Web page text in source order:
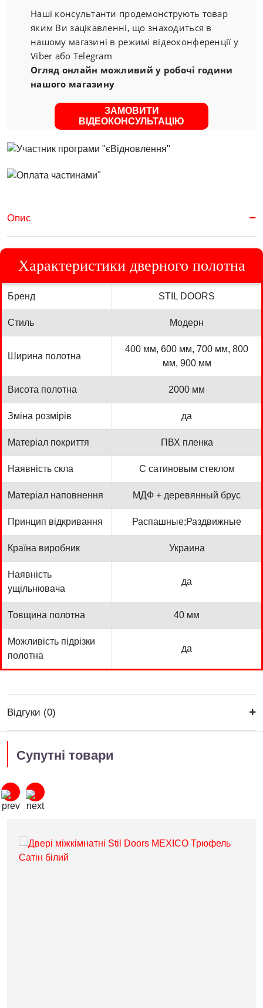
Наші консультанти продемонструють товар
яким Ви зацікавленні, що знаходиться в
нашому магазині в режимі відеоконференції у
Viber або Telegram
Огляд онлайн можливий у робочі години
нашого магазину
ЗАМОВИТИ
ВІДЕОКОНСУЛЬТАЦІЮ
Опис
Характеристики дверного полотна
Бренд STIL DOORS
Стиль Модерн
Ширина полотна
400 мм, 600 мм, 700 мм, 800
мм, 900 мм
Висота полотна 2000 мм
Зміна розмірів да
Матеріал покриття ПВХ пленка
Наявність скла С сатиновым стеклом
Матеріал наповнення МДФ + деревянный брус
Принцип відкривання Распашные;Раздвижные
Країна виробник Украина
Наявність
ущільнювача
да
Товщина полотна 40 мм
Можливість підрізки
полотна
да
Відгуки (0)
Супутні товари